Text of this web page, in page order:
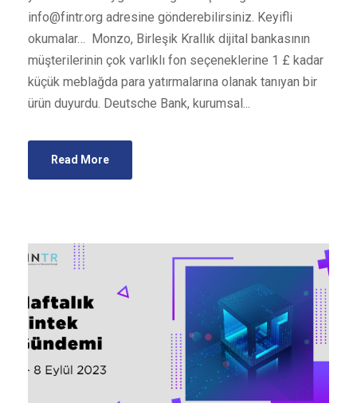
info@fintr.org adresine gönderebilirsiniz. Keyifli
okumalar… Monzo, Birleşik Krallık dijital bankasının
müşterilerinin çok varlıklı fon seçeneklerine 1 £ kadar
küçük meblağda para yatırmalarına olanak tanıyan bir
ürün duyurdu. Deutsche Bank, kurumsal...
Read More